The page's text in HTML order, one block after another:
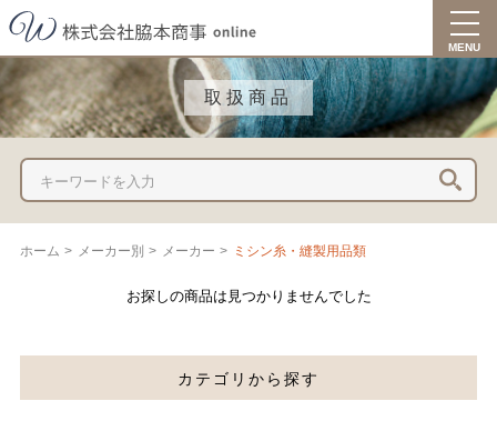
MENU
取扱商品
カテゴリから探す
ホーム > メーカー別 > メーカー > ミシン糸・縫製用品類
お探しの商品は見つかりませんでした